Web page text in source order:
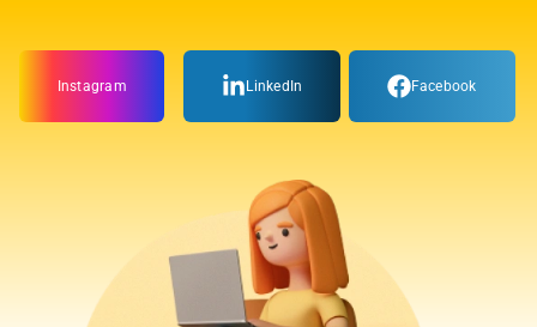
Instagram LinkedIn Facebook